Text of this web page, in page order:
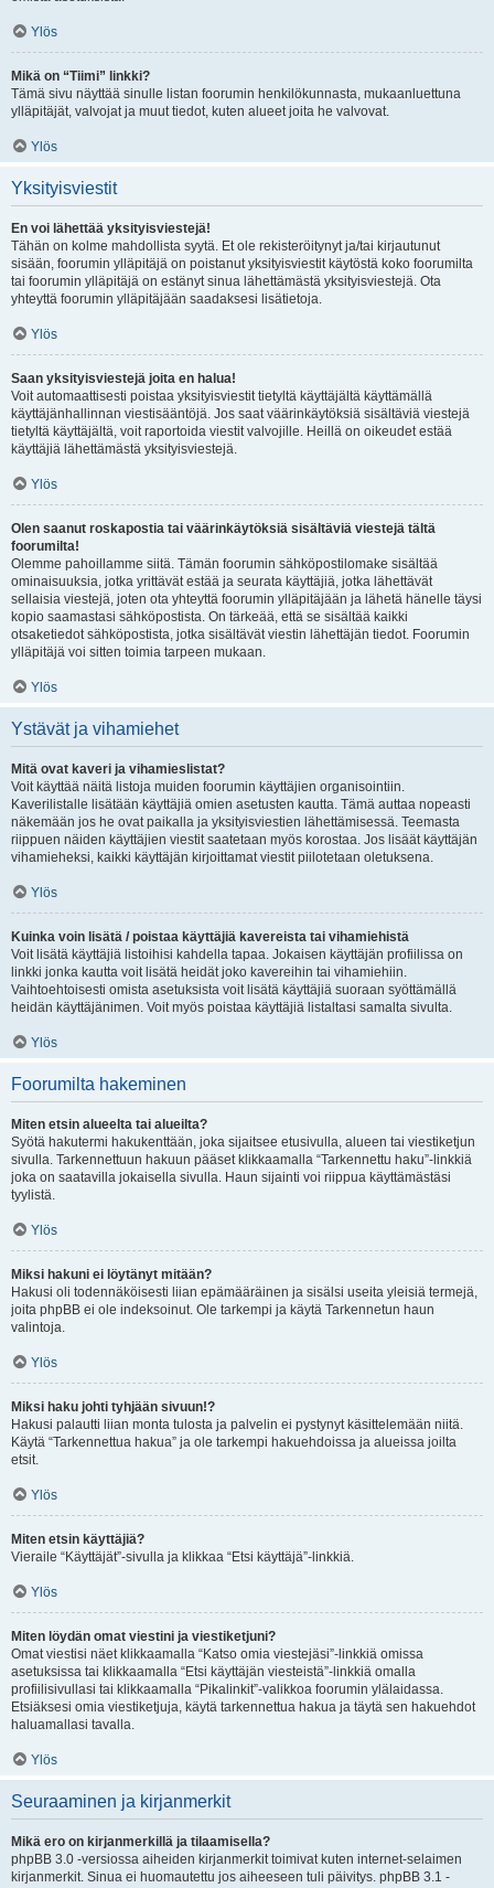
Ylös
Mikä on “Tiimi” linkki?
Tämä sivu näyttää sinulle listan foorumin henkilökunnasta, mukaanluettuna
ylläpitäjät, valvojat ja muut tiedot, kuten alueet joita he valvovat.
Ylös
Yksityisviestit
En voi lähettää yksityisviestejä!
Tähän on kolme mahdollista syytä. Et ole rekisteröitynyt ja/tai kirjautunut
sisään, foorumin ylläpitäjä on poistanut yksityisviestit käytöstä koko foorumilta
tai foorumin ylläpitäjä on estänyt sinua lähettämästä yksityisviestejä. Ota
yhteyttä foorumin ylläpitäjään saadaksesi lisätietoja.
Ylös
Saan yksityisviestejä joita en halua!
Voit automaattisesti poistaa yksityisviestit tietyltä käyttäjältä käyttämällä
käyttäjänhallinnan viestisääntöjä. Jos saat väärinkäytöksiä sisältäviä viestejä
tietyltä käyttäjältä, voit raportoida viestit valvojille. Heillä on oikeudet estää
käyttäjiä lähettämästä yksityisviestejä.
Ylös
Olen saanut roskapostia tai väärinkäytöksiä sisältäviä viestejä tältä
foorumilta!
Olemme pahoillamme siitä. Tämän foorumin sähköpostilomake sisältää
ominaisuuksia, jotka yrittävät estää ja seurata käyttäjiä, jotka lähettävät
sellaisia viestejä, joten ota yhteyttä foorumin ylläpitäjään ja lähetä hänelle täysi
kopio saamastasi sähköpostista. On tärkeää, että se sisältää kaikki
otsaketiedot sähköpostista, jotka sisältävät viestin lähettäjän tiedot. Foorumin
ylläpitäjä voi sitten toimia tarpeen mukaan.
Ylös
Ystävät ja vihamiehet
Mitä ovat kaveri ja vihamieslistat?
Voit käyttää näitä listoja muiden foorumin käyttäjien organisointiin.
Kaverilistalle lisätään käyttäjiä omien asetusten kautta. Tämä auttaa nopeasti
näkemään jos he ovat paikalla ja yksityisviestien lähettämisessä. Teemasta
riippuen näiden käyttäjien viestit saatetaan myös korostaa. Jos lisäät käyttäjän
vihamieheksi, kaikki käyttäjän kirjoittamat viestit piilotetaan oletuksena.
Ylös
Kuinka voin lisätä / poistaa käyttäjiä kavereista tai vihamiehistä
Voit lisätä käyttäjiä listoihisi kahdella tapaa. Jokaisen käyttäjän profiilissa on
linkki jonka kautta voit lisätä heidät joko kavereihin tai vihamiehiin.
Vaihtoehtoisesti omista asetuksista voit lisätä käyttäjiä suoraan syöttämällä
heidän käyttäjänimen. Voit myös poistaa käyttäjiä listaltasi samalta sivulta.
Ylös
Foorumilta hakeminen
Miten etsin alueelta tai alueilta?
Syötä hakutermi hakukenttään, joka sijaitsee etusivulla, alueen tai viestiketjun
sivulla. Tarkennettuun hakuun pääset klikkaamalla “Tarkennettu haku”-linkkiä
joka on saatavilla jokaisella sivulla. Haun sijainti voi riippua käyttämästäsi
tyylistä.
Ylös
Miksi hakuni ei löytänyt mitään?
Hakusi oli todennäköisesti liian epämääräinen ja sisälsi useita yleisiä termejä,
joita phpBB ei ole indeksoinut. Ole tarkempi ja käytä Tarkennetun haun
valintoja.
Ylös
Miksi haku johti tyhjään sivuun!?
Hakusi palautti liian monta tulosta ja palvelin ei pystynyt käsittelemään niitä.
Käytä “Tarkennettua hakua” ja ole tarkempi hakuehdoissa ja alueissa joilta
etsit.
Ylös
Miten etsin käyttäjiä?
Vieraile “Käyttäjät”-sivulla ja klikkaa “Etsi käyttäjä”-linkkiä.
Ylös
Miten löydän omat viestini ja viestiketjuni?
Omat viestisi näet klikkaamalla “Katso omia viestejäsi”-linkkiä omissa
asetuksissa tai klikkaamalla “Etsi käyttäjän viesteistä”-linkkiä omalla
profiilisivullasi tai klikkaamalla “Pikalinkit”-valikkoa foorumin ylälaidassa.
Etsiäksesi omia viestiketjuja, käytä tarkennettua hakua ja täytä sen hakuehdot
haluamallasi tavalla.
Ylös
Seuraaminen ja kirjanmerkit
Mikä ero on kirjanmerkillä ja tilaamisella?
phpBB 3.0 -versiossa aiheiden kirjanmerkit toimivat kuten internet-selaimen
kirjanmerkit. Sinua ei huomautettu jos aiheeseen tuli päivitys. phpBB 3.1 -